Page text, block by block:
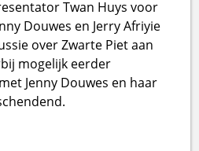
Twan Huys voor
Douwes en Jerry Afriyie
over Zwarte Piet aan
mogelijk eerder
Jenny Douwes en haar